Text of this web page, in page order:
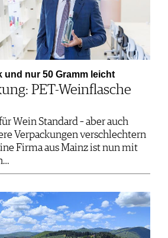
und nur 50 Gramm leicht
PET-Weinflasche
Wein Standard – aber auch
Verpackungen verschlechtern
Firma aus Mainz ist nun mit